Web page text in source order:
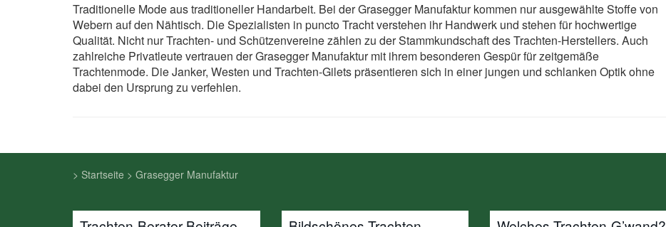
Traditionelle Mode aus traditioneller Handarbeit. Bei der Grasegger Manufaktur kommen nur ausgewählte Stoffe von
Webern auf den Nähtisch. Die Spezialisten in puncto Tracht verstehen ihr Handwerk und stehen für hochwertige
Qualität. Nicht nur Trachten- und Schützenvereine zählen zu der Stammkundschaft des Trachten-Herstellers. Auch
zahlreiche Privatleute vertrauen der Grasegger Manufaktur mit ihrem besonderen Gespür für zeitgemäße
Trachtenmode. Die Janker, Westen und Trachten-Gilets präsentieren sich in einer jungen und schlanken Optik ohne
dabei den Ursprung zu verfehlen.
> Startseite > Grasegger Manufaktur